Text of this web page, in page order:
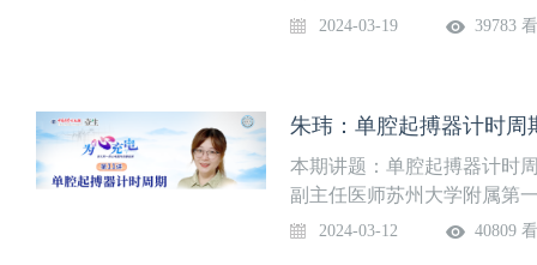
2024-03-19 39783
朱玮：单腔起搏器计时周
本期讲题：单腔起搏器计时
副主任医师苏州大学附属第
2024-03-12 40809